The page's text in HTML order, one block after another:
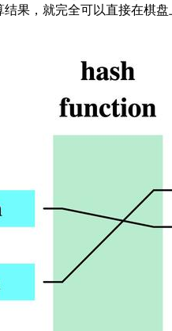
果，就完全可以直接在棋